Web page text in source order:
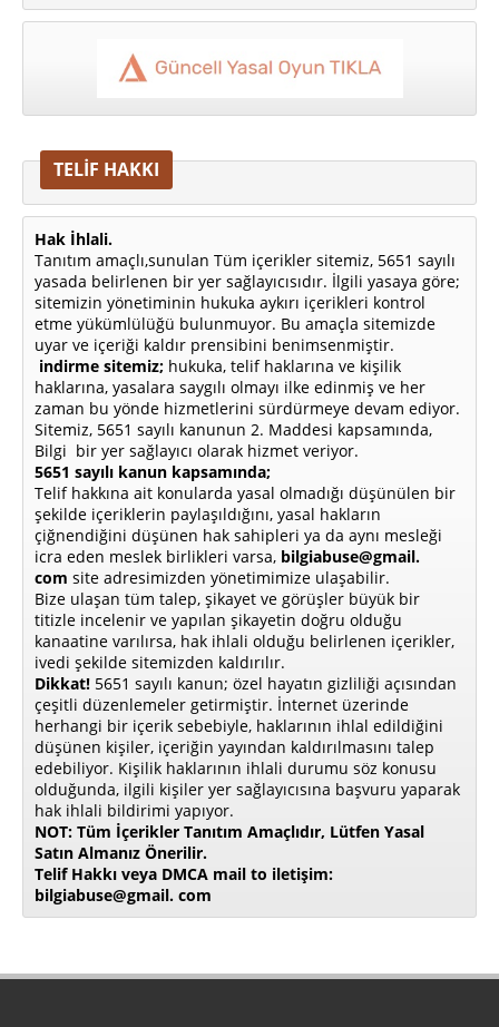
TELİF HAKKI
Hak İhlali.
Tanıtım amaçlı,sunulan Tüm içerikler sitemiz, 5651 sayılı
yasada belirlenen bir yer sağlayıcısıdır. İlgili yasaya göre;
sitemizin yönetiminin hukuka aykırı içerikleri kontrol
etme yükümlülüğü bulunmuyor. Bu amaçla sitemizde
uyar ve içeriği kaldır prensibini benimsenmiştir.
indirme sitemiz; hukuka, telif haklarına ve kişilik
haklarına, yasalara saygılı olmayı ilke edinmiş ve her
zaman bu yönde hizmetlerini sürdürmeye devam ediyor.
Sitemiz, 5651 sayılı kanunun 2. Maddesi kapsamında,
Bilgi bir yer sağlayıcı olarak hizmet veriyor.
5651 sayılı kanun kapsamında;
Telif hakkına ait konularda yasal olmadığı düşünülen bir
şekilde içeriklerin paylaşıldığını, yasal hakların
çiğnendiğini düşünen hak sahipleri ya da aynı mesleği
icra eden meslek birlikleri varsa, bilgiabuse@gmail.
com site adresimizden yönetimimize ulaşabilir.
Bize ulaşan tüm talep, şikayet ve görüşler büyük bir
titizle incelenir ve yapılan şikayetin doğru olduğu
kanaatine varılırsa, hak ihlali olduğu belirlenen içerikler,
ivedi şekilde sitemizden kaldırılır.
Dikkat! 5651 sayılı kanun; özel hayatın gizliliği açısından
çeşitli düzenlemeler getirmiştir. İnternet üzerinde
herhangi bir içerik sebebiyle, haklarının ihlal edildiğini
düşünen kişiler, içeriğin yayından kaldırılmasını talep
edebiliyor. Kişilik haklarının ihlali durumu söz konusu
olduğunda, ilgili kişiler yer sağlayıcısına başvuru yaparak
hak ihlali bildirimi yapıyor.
NOT: Tüm İçerikler Tanıtım Amaçlıdır, Lütfen Yasal
Satın Almanız Önerilir.
Telif Hakkı veya DMCA mail to iletişim:
bilgiabuse@gmail. com